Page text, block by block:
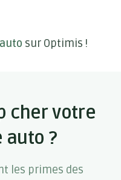
sur Optimis !
cher votre
auto ?
les primes des